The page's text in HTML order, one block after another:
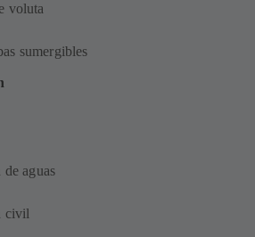
voluta
sumergibles
de aguas
civil